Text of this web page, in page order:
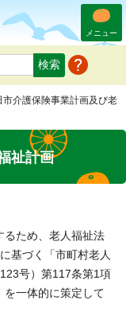
メニュー
市介護保険事業計画及び老
祉計画
るため、老人福祉法
基づく「市町村老人
号）第117条第1項
を一体的に策定して